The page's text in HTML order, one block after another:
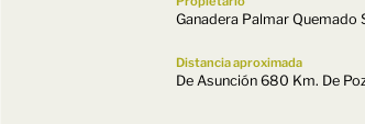
Ganadera Palmar Quemado
Distancia aproximada
De Asunción 680 Km. De